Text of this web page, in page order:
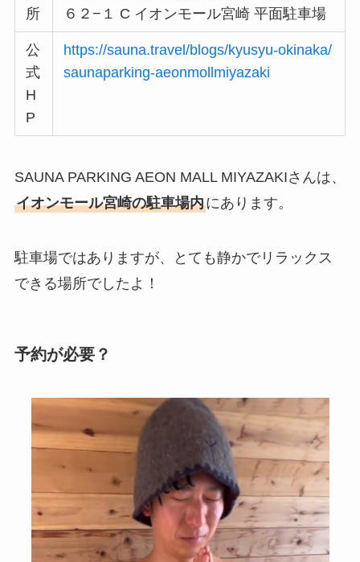
所
６２−１ C イオンモール宮崎 平面駐車場
公
式
H
P
https://sauna.travel/blogs/kyusyu-okinaka/
saunaparking-aeonmollmiyazaki
SAUNA PARKING AEON MALL MIYAZAKIさんは、
イオンモール宮崎の駐車場内にあります。
駐車場ではありますが、とても静かでリラックス
できる場所でしたよ！
予約が必要？